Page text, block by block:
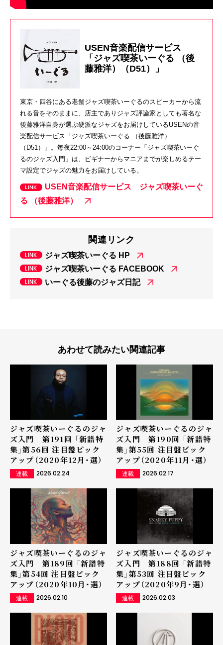
USEN音楽配信サービス
「ジャズ喫茶いーぐる （後
藤雅洋）（D51）」
東京・四谷にある老舗ジャズ喫茶いーぐるのスピーカーから流
れる音をそのままに、店主でありジャズ評論家としても著名な
後藤雅洋自身が選ぶ硬派なジャズをお届けしているUSENの音
楽配信サービス「ジャズ喫茶いーぐる （後藤雅洋）
（D51）」。毎夜22:00～24:00のコーナー「ジャズ喫茶いーぐ
るのジャズ入門」は、ビギナーからマニアまでが楽しめるテー
マ設定でジャズの魅力をお届けしている。
USEN音楽配信サービス ジャズ喫茶いーぐ
る （後藤雅洋）
関連リンク
ジャズ喫茶いーぐる HP
ジャズ喫茶いーぐる FACEBOOK
いーぐる後藤のジャズ日記
あわせて読みたい関連記事
ジャズ喫茶いーぐるのジャ
ズ入門 第191回 「新譜特
集」第56回 注目盤ピック
アップ（2020年12月・選）
連載 2026.02.24
ジャズ喫茶いーぐるのジャ
ズ入門 第190回 「新譜特
集」第55回 注目盤ピック
アップ（2020年11月・選）
連載 2026.02.17
ジャズ喫茶いーぐるのジャ
ズ入門 第189回 「新譜特
集」第54回 注目盤ピック
アップ（2020年10月・選）
連載 2026.02.10
ジャズ喫茶いーぐるのジャ
ズ入門 第188回 「新譜特
集」第53回 注目盤ピック
アップ（2020年9月・選）
連載 2026.02.03